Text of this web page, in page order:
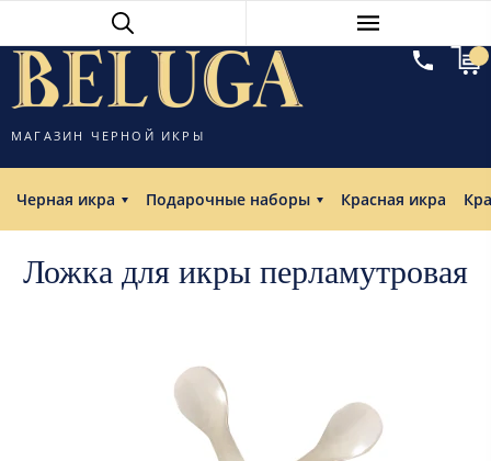
МАГАЗИН ЧЕРНОЙ ИКРЫ
Черная икра Подарочные наборы Красная икра
Ложка для икры перламутровая